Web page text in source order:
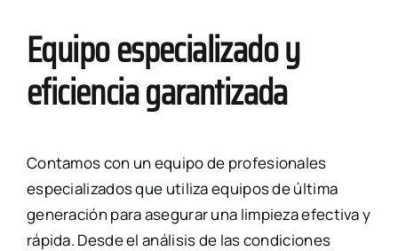
Equipo especializado y
eficiencia garantizada
Contamos con un equipo de profesionales
especializados que utiliza equipos de última
generación para asegurar una limpieza efectiva y
rápida. Desde el análisis de las condiciones